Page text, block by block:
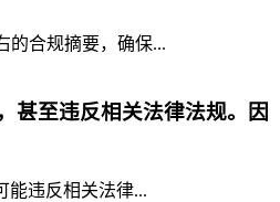
的合规摘要，确保...
甚至违反相关法律法规。因
能违反相关法律...